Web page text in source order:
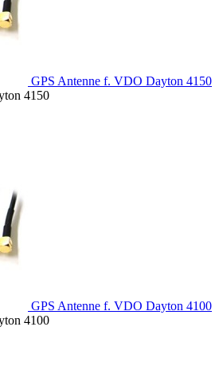
GPS Antenne f. VDO Dayton 4150
4150
GPS Antenne f. VDO Dayton 4100
4100